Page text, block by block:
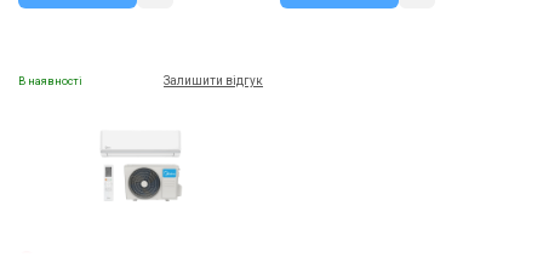
В наявності Залишити відгук